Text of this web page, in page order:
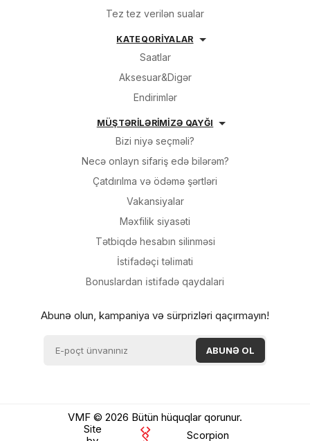
Tez tez verilən sualar
KATEQORİYALAR
Saatlar
Aksesuar&Digər
Endirimlər
MÜŞTƏRİLƏRİMİZƏ QAYĞI
Bizi niyə seçməli?
Necə onlayn sifariş edə bilərəm?
Çatdırılma və ödəmə şərtləri
Vakansiyalar
Məxfilik siyasəti
Tətbiqdə hesabın silinməsi
İsti̇fadəçi̇ təli̇mati
Bonuslardan i̇sti̇fadə qaydalari
Abunə olun, kampaniya və sürprizləri qaçırmayın!
VMF © 2026 Bütün hüquqlar qorunur.
Site
Scorpion